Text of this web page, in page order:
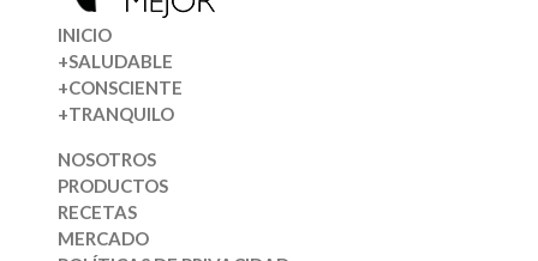
INICIO
+SALUDABLE
+CONSCIENTE
+TRANQUILO
NOSOTROS
PRODUCTOS
RECETAS
MERCADO